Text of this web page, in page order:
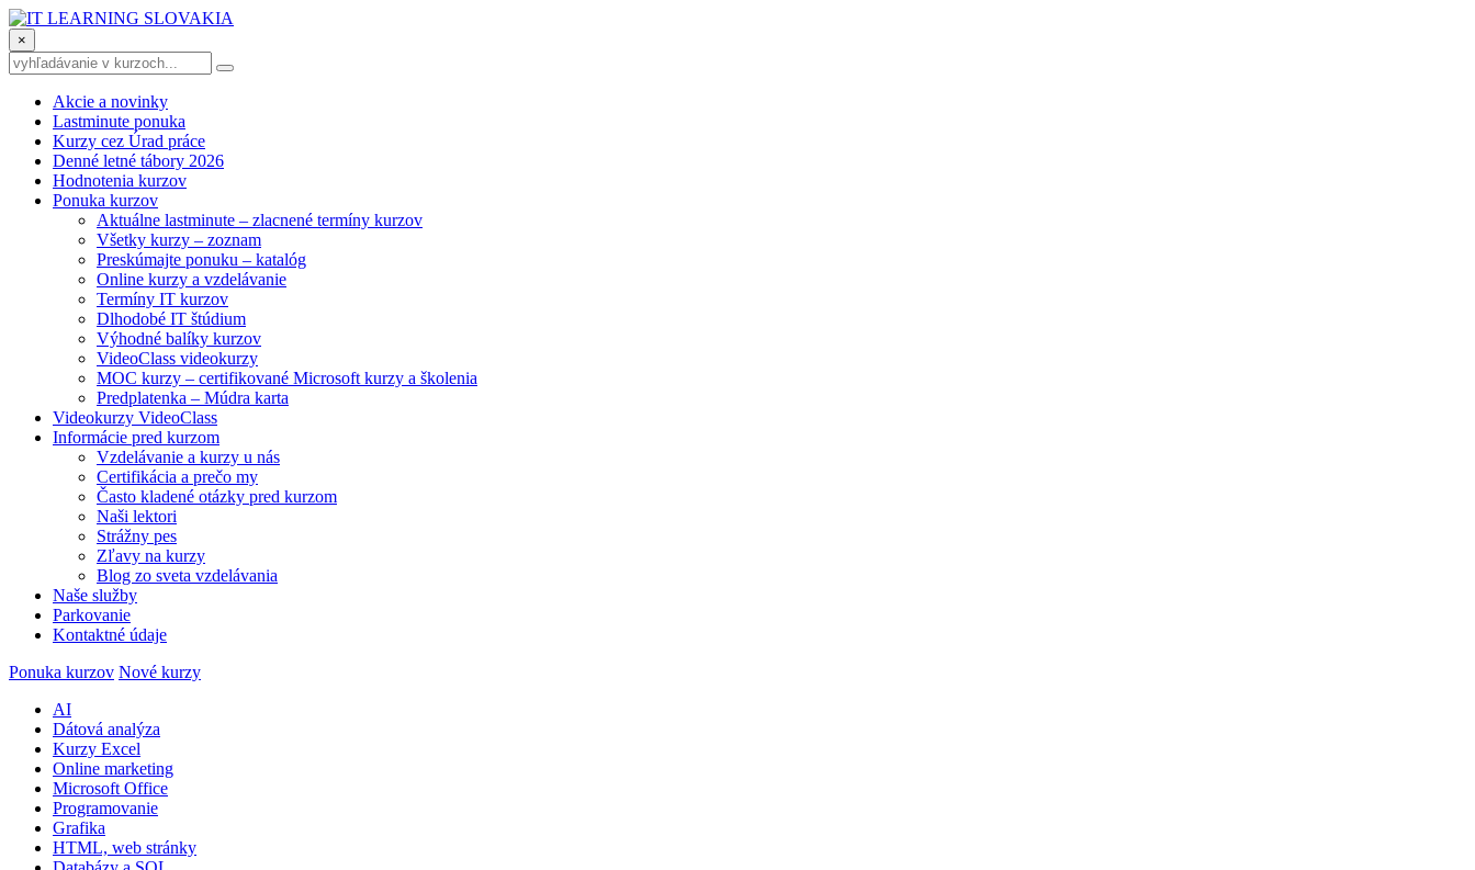
×
Akcie a novinky
Lastminute ponuka
Kurzy cez Úrad práce
Denné letné tábory 2026
Hodnotenia kurzov
Ponuka kurzov
Aktuálne lastminute – zlacnené termíny kurzov
Všetky kurzy – zoznam
Preskúmajte ponuku – katalóg
Online kurzy a vzdelávanie
Termíny IT kurzov
Dlhodobé IT štúdium
Výhodné balíky kurzov
VideoClass videokurzy
MOC kurzy – certifikované Microsoft kurzy a školenia
Predplatenka – Múdra karta
Videokurzy VideoClass
Informácie pred kurzom
Vzdelávanie a kurzy u nás
Certifikácia a prečo my
Často kladené otázky pred kurzom
Naši lektori
Strážny pes
Zľavy na kurzy
Blog zo sveta vzdelávania
Naše služby
Parkovanie
Kontaktné údaje
Ponuka kurzov Nové kurzy
AI
Dátová analýza
Kurzy Excel
Online marketing
Microsoft Office
Programovanie
Grafika
HTML, web stránky